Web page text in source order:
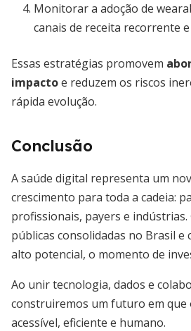
Monitorar a adoção de
canais de receita recorrente
Essas estratégias promovem
impactoe reduzem os riscos
rápida evolução.
Conclusão
A saúde digital representa um
crescimento para toda a cadeia:
profissionais, payers e indústrias.
públicas consolidadas no Brasil e
alto potencial, o momento de
Ao unir tecnologia, dados e
construiremos um futuro em que
acessível, eficiente e humano.